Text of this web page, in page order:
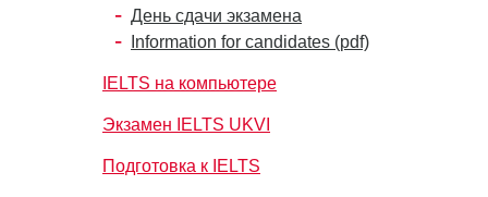
День сдачи экзамена
Information for candidates (pdf)
IELTS на компьютере
Экзамен IELTS UKVI
Подготовка к IELTS